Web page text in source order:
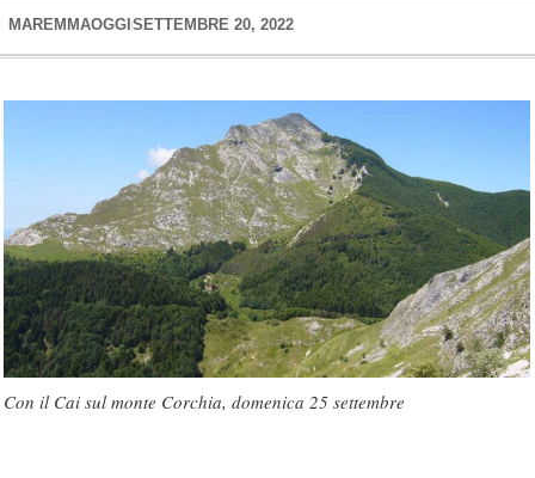
MAREMMAOGGI SETTEMBRE 20, 2022
Con il Cai sul monte Corchia, domenica 25 settembre